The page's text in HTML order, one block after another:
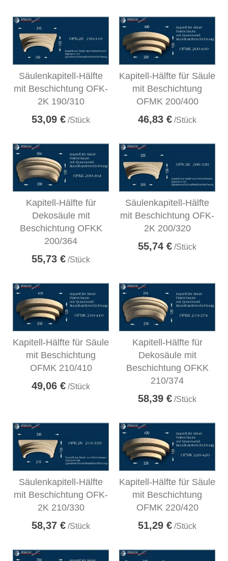
Säulenkapitell-Hälfte
mit Beschichtung OFK-
2K 190/310
53,09 € /Stück
Kapitell-Hälfte für Säule
mit Beschichtung
OFMK 200/400
46,83 € /Stück
Kapitell-Hälfte für
Dekosäule mit
Beschichtung OFKK
200/364
55,73 € /Stück
Säulenkapitell-Hälfte
mit Beschichtung OFK-
2K 200/320
55,74 € /Stück
Kapitell-Hälfte für Säule
mit Beschichtung
OFMK 210/410
49,06 € /Stück
Kapitell-Hälfte für
Dekosäule mit
Beschichtung OFKK
210/374
58,39 € /Stück
Säulenkapitell-Hälfte
mit Beschichtung OFK-
2K 210/330
58,37 € /Stück
Kapitell-Hälfte für Säule
mit Beschichtung
OFMK 220/420
51,29 € /Stück